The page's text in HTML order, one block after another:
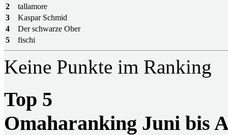
2
tallamore
3
Kaspar Schmid
4
Der schwarze Ober
5
fischi
Keine Punkte im Ranking
Top 5
Omaharanking Juni bis